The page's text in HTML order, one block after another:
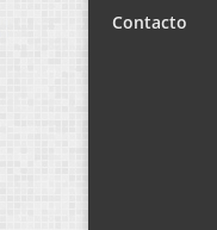
Contacto